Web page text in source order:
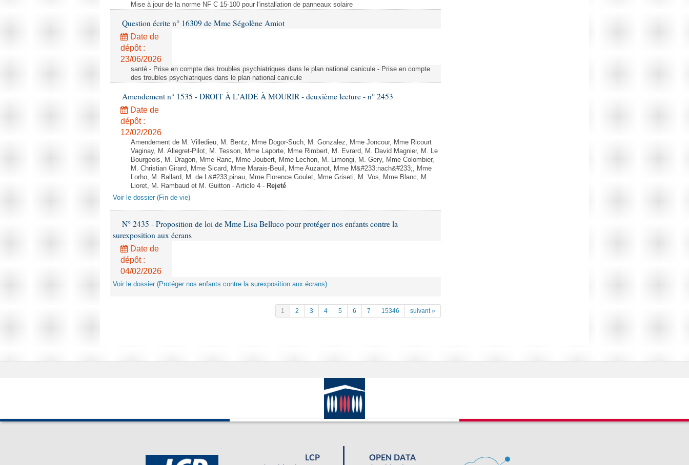
Mise à jour de la norme NF C 15-100 pour l'installation de panneaux solaire
Question écrite n° 16309 de Mme Ségolène Amiot
Date de
dépôt :
23/06/2026
santé - Prise en compte des troubles psychiatriques dans le plan national canicule - Prise en compte
des troubles psychiatriques dans le plan national canicule
Amendement n° 1535 - DROIT À L'AIDE À MOURIR - deuxième lecture - n° 2453
Date de
dépôt :
12/02/2026
Amendement de M. Villedieu, M. Bentz, Mme Dogor-Such, M. Gonzalez, Mme Joncour, Mme Ricourt
Vaginay, M. Allegret-Pilot, M. Tesson, Mme Laporte, Mme Rimbert, M. Evrard, M. David Magnier, M. Le
Bourgeois, M. Dragon, Mme Ranc, Mme Joubert, Mme Lechon, M. Limongi, M. Gery, Mme Colombier,
M. Christian Girard, Mme Sicard, Mme Marais-Beuil, Mme Auzanot, Mme M&#233;nach&#233;, Mme
Lorho, M. Ballard, M. de L&#233;pinau, Mme Florence Goulet, Mme Griseti, M. Vos, Mme Blanc, M.
Lioret, M. Rambaud et M. Guitton - Article 4 - Rejeté
Voir le dossier (Fin de vie)
N° 2435 - Proposition de loi de Mme Lisa Belluco pour protéger nos enfants contre la
surexposition aux écrans
Date de
dépôt :
04/02/2026
Voir le dossier (Protéger nos enfants contre la surexposition aux écrans)
1 2 3 4 5 6 7 15346 suivant »
LCP
OPEN DATA